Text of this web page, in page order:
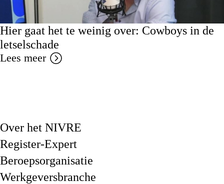
Hier gaat het te weinig over: Cowboys in de
letselschade
Lees meer
Over het NIVRE
Register-Expert
Beroepsorganisatie
Werkgeversbranche